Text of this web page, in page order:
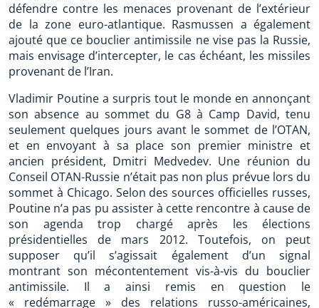
défendre contre les menaces provenant de l’extérieur
de la zone euro-atlantique. Rasmussen a également
ajouté que ce bouclier antimissile ne vise pas la Russie,
mais envisage d’intercepter, le cas échéant, les missiles
provenant de l’Iran.
Vladimir Poutine a surpris tout le monde en annonçant
son absence au sommet du G8 à Camp David, tenu
seulement quelques jours avant le sommet de l’OTAN,
et en envoyant à sa place son premier ministre et
ancien président, Dmitri Medvedev. Une réunion du
Conseil OTAN-Russie n’était pas non plus prévue lors du
sommet à Chicago. Selon des sources officielles russes,
Poutine n’a pas pu assister à cette rencontre à cause de
son agenda trop chargé après les élections
présidentielles de mars 2012. Toutefois, on peut
supposer qu’il s’agissait également d’un signal
montrant son mécontentement vis-à-vis du bouclier
antimissile. Il a ainsi remis en question le
« redémarrage » des relations russo-américaines,